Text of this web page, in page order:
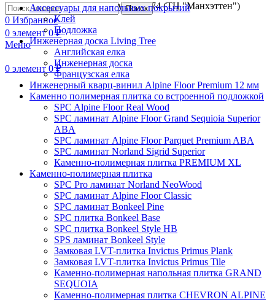
г. Челябинск, ул. Труда, д. 174 (ТЦ "Манхэттен")
Поиск
0 Избранное
0 элемент 0₽
Меню
0 элемент 0₽
Аксессуары для напольных покрытий
Клей
Подложка
Инженерная доска Living Tree
Английская елка
Инженерная доска
Французская елка
Инженерный кварц-винил Alpine Floor Premium 12 мм
Каменно полимерная плитка со встроенной подложкой
SPC Alpine Floor Real Wood
SPC ламинат Alpine Floor Grand Sequioia Superior
ABA
SPC ламинат Alpine Floor Parquet Premium ABA
SPC ламинат Norland Sigrid Superior
Каменно-полимерная плитка PREMIUM XL
Каменно-полимерная плитка
SPC Pro ламинат Norland NeoWood
SPC ламинат Alpine Floor Classic
SPC ламинат Bonkeel Pine
SPC плитка Bonkeel Base
SPC плитка Bonkeel Style HB
SPS ламинат Bonkeel Style
Замковая LVT-плитка Invictus Primus Plank
Замковая LVT-плитка Invictus Primus Tile
Каменно-полимерная напольная плитка GRAND
SEQUOIA
Каменно-полимерная плитка CHEVRON ALPINE